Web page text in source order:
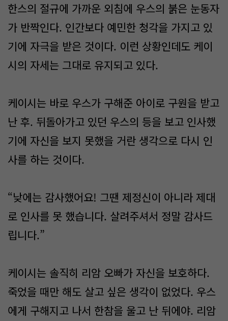
한스의 절규에 가까운 외침에 우스의 붉은 눈동자
가 반짝인다. 인간보다 예민한 청각을 가지고 있
기에 자극을 받은 것이다. 이런 상황인데도 케이
시의 자세는 그대로 유지되고 있다.
케이시는 바로 우스가 구해준 아이로 구원을 받고
난 후. 뒤돌아가고 있던 우스의 등을 보고 인사했
기에 자신을 보지 못했을 거란 생각으로 다시 인
사를 하는 것이다.
“낮에는 감사했어요! 그땐 제정신이 아니라 제대
로 인사를 못 했습니다. 살려주셔서 정말 감사드
립니다.”
케이시는 솔직히 리암 오빠가 자신을 보호하다.
죽었을 때만 해도 살고 싶은 생각이 없었다. 우스
에게 구해지고 나서 한참을 울고 난 뒤에야. 리암